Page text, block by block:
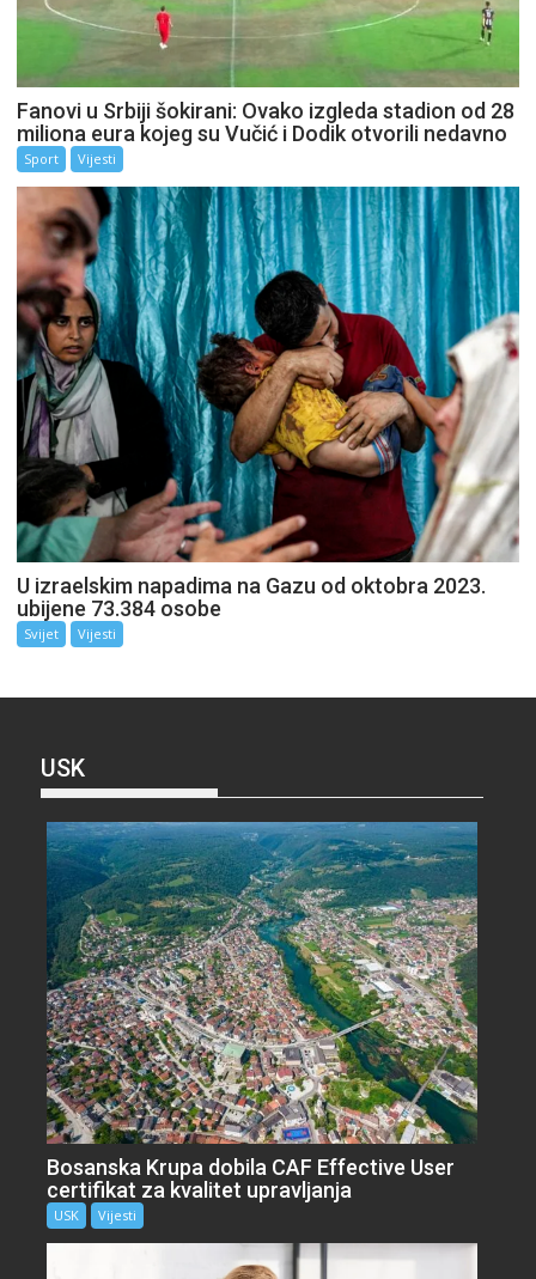
Fanovi u Srbiji šokirani: Ovako izgleda stadion od 28
miliona eura kojeg su Vučić i Dodik otvorili nedavno
Sport Vijesti
U izraelskim napadima na Gazu od oktobra 2023.
ubijene 73.384 osobe
Svijet Vijesti
USK
Bosanska Krupa dobila CAF Effective User
certifikat za kvalitet upravljanja
USK Vijesti